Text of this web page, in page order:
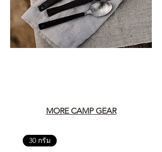
MORE CAMP GEAR
30 กรัม